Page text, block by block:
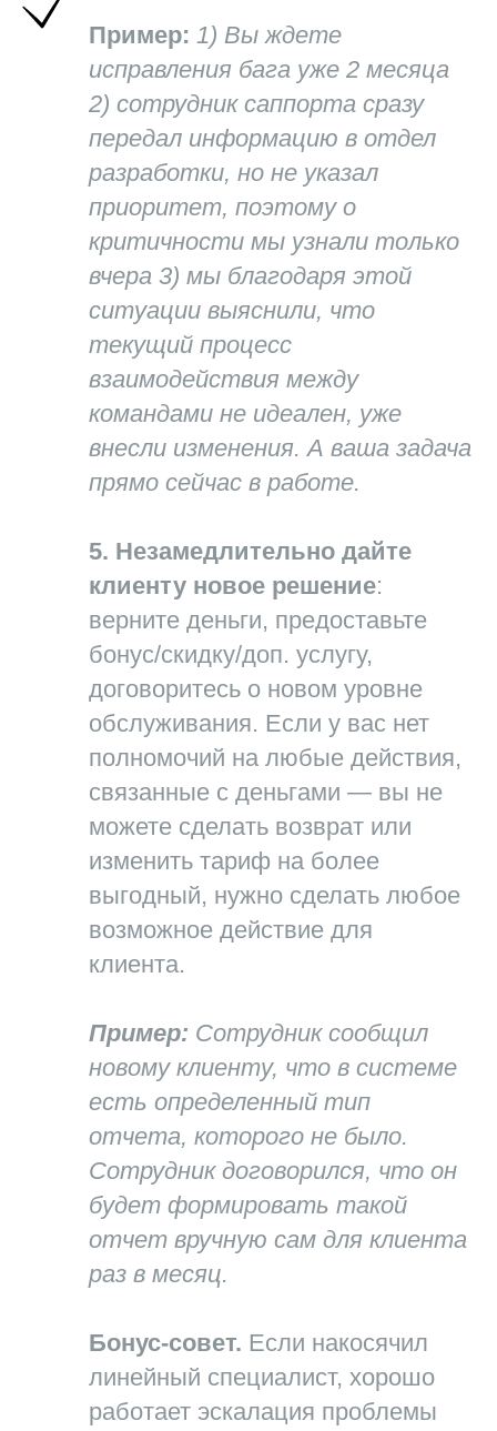
Пример: 1) Вы ждете
исправления бага уже 2 месяца
2) сотрудник саппорта сразу
передал информацию в отдел
разработки, но не указал
приоритет, поэтому о
критичности мы узнали только
вчера 3) мы благодаря этой
ситуации выяснили, что
текущий процесс
взаимодействия между
командами не идеален, уже
внесли изменения. А ваша задача
прямо сейчас в работе.
5. Незамедлительно дайте
клиенту новое решение:
верните деньги, предоставьте
бонус/cкидку/доп. услугу,
договоритесь о новом уровне
обслуживания. Если у вас нет
полномочий на любые действия,
связанные с деньгами — вы не
можете сделать возврат или
изменить тариф на более
выгодный, нужно сделать любое
возможное действие для
клиента.
Пример: Сотрудник сообщил
новому клиенту, что в системе
есть определенный тип
отчета, которого не было.
Сотрудник договорился, что он
будет формировать такой
отчет вручную сам для клиента
раз в месяц.
Бонус-совет. Если накосячил
линейный специалист, хорошо
работает эскалация проблемы